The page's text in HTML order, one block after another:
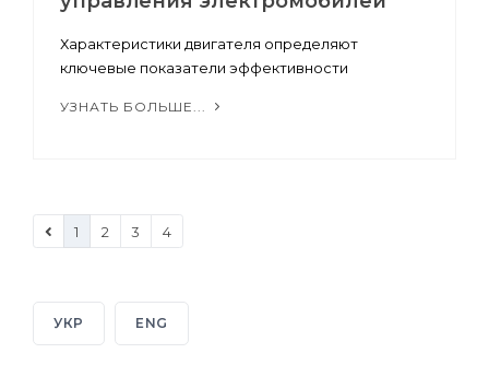
Характеристики двигателя определяют
ключевые показатели эффективности
УЗНАТЬ БОЛЬШЕ...
1 2 3 4
УКР ENG